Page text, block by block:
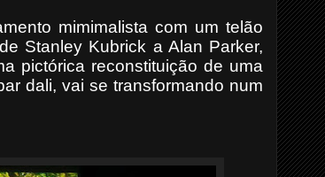
mimimalista com um telão
Stanley Kubrick a Alan Parker,
pictórica reconstituição de uma
dali, vai se transformando num